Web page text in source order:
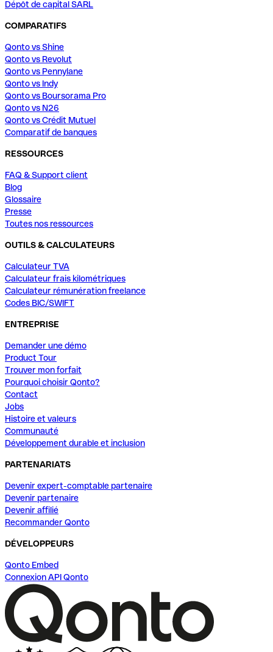
Dépôt de capital SARL
COMPARATIFS
Qonto vs Shine
Qonto vs Revolut
Qonto vs Pennylane
Qonto vs Indy
Qonto vs Boursorama Pro
Qonto vs N26
Qonto vs Crédit Mutuel
Comparatif de banques
RESSOURCES
FAQ & Support client
Blog
Glossaire
Presse
Toutes nos ressources
OUTILS & CALCULATEURS
Calculateur TVA
Calculateur frais kilométriques
Calculateur rémunération freelance
Codes BIC/SWIFT
ENTREPRISE
Demander une démo
Product Tour
Trouver mon forfait
Pourquoi choisir Qonto?
Contact
Jobs
Histoire et valeurs
Communauté
Développement durable et inclusion
PARTENARIATS
Devenir expert-comptable partenaire
Devenir partenaire
Devenir affilié
Recommander Qonto
DÉVELOPPEURS
Qonto Embed
Connexion API Qonto